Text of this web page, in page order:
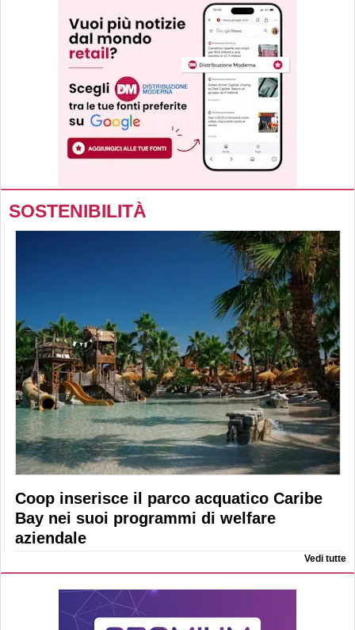
SOSTENIBILITÀ
Coop inserisce il parco acquatico Caribe
Bay nei suoi programmi di welfare
aziendale
Vedi tutte